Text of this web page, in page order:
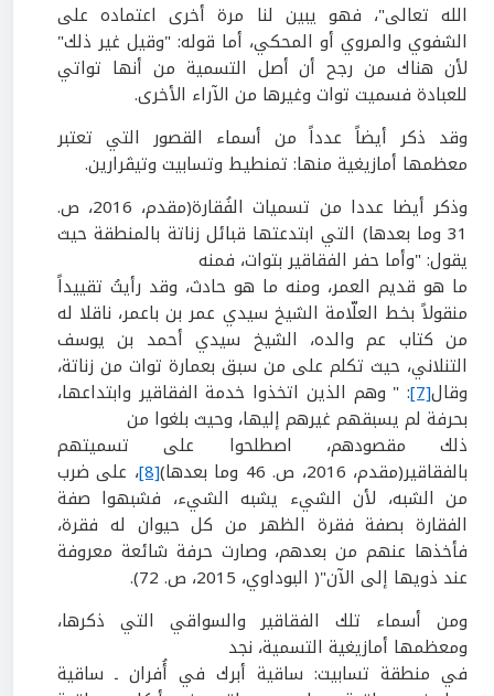
الله تعالى"، فهو يبين لنا مرة أخرى اعتماده على
الشفوي والمروي أو المحكي، أما قوله: "وقيل غير ذلك"
لأن هناك من رجح أن أصل التسمية من أنها تواتي
للعبادة فسميت توات وغيرها من الآراء الأخرى.
وقد ذكر أيضاً عدداً من أسماء القصور التي تعتبر
معظمها أمازيغية منها: تمنطيط وتسابيت وتيڤرارين.
وذكر أيضا عددا من تسميات الفُقارة(مقدم، 2016، ص.
31 وما بعدها) التي ابتدعتها قبائل زناتة بالمنطقة حيث
يقول: "وأما حفر الفقاقير بتوات، فمنه
ما هو قديم العمر، ومنه ما هو حادث، وقد رأيتُ تقييداً
منقولاً بخط العلّامة الشيخ سيدي عمر بن باعمر، ناقلا له
من كتاب عم والده، الشيخ سيدي أحمد بن يوسف
التنلاني، حيث تكلم على من سبق بعمارة توات من زناتة،
وقال[7]: " وهم الذين اتخذوا خدمة الفقاقير وابتداعها،
بحرفة لم يسبقهم غيرهم إليها، وحيث بلغوا من
ذلك مقصودهم، اصطلحوا على تسميتهم
بالفقاقير(مقدم، 2016، ص. 46 وما بعدها)[8]، على ضرب
من الشبه، لأن الشيء يشبه الشيء، فشبهوا صفة
الفقارة بصفة فقرة الظهر من كل حيوان له فقرة،
فأخذها عنهم من بعدهم، وصارت حرفة شائعة معروفة
عند ذويها إلى الآن"( البوداوي، 2015، ص. 72
).
ومن أسماء تلك الفقاقير والسواقي التي ذكرها،
ومعظمها أمازيغية التسمية، نجد
في منطقة تسابيت: ساقية أبرك في أُفران ـ ساقية